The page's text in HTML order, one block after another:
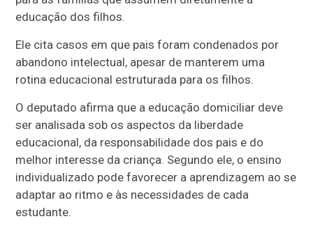
educação dos filhos.
Ele cita casos em que pais foram condenados por
abandono intelectual, apesar de manterem uma
rotina educacional estruturada para os filhos.
O deputado afirma que a educação domiciliar deve
ser analisada sob os aspectos da liberdade
educacional, da responsabilidade dos pais e do
melhor interesse da criança. Segundo ele, o ensino
individualizado pode favorecer a aprendizagem ao se
adaptar ao ritmo e às necessidades de cada
estudante.